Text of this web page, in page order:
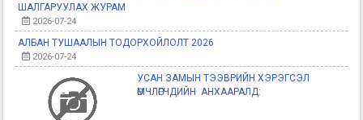
ШАЛГАРУУЛАХ ЖУРАМ
2026-07-24
АЛБАН ТУШААЛЫН ТОДОРХОЙЛОЛТ 2026
2026-07-24
УСАН ЗАМЫН ТЭЭВРИЙН ХЭРЭГСЭЛ
ӨМЧЛӨГЧДИЙН АНХААРАЛД: